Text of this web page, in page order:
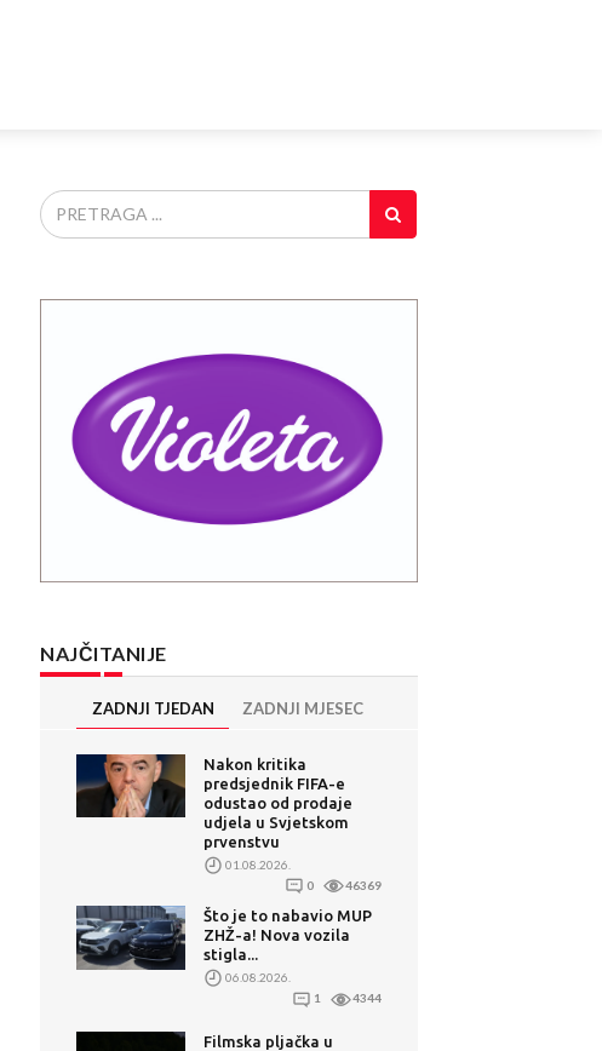
NAJČITANIJE
ZADNJI TJEDAN ZADNJI MJESEC
Nakon kritika
predsjednik FIFA-e
odustao od prodaje
udjela u Svjetskom
prvenstvu
01.08.2026.
0
46369
Što je to nabavio MUP
ZHŽ-a! Nova vozila
stigla...
06.08.2026.
1
4344
Filmska pljačka u